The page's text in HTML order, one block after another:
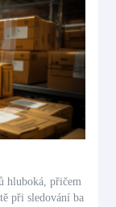
hluboká, přičem
při sledování ba